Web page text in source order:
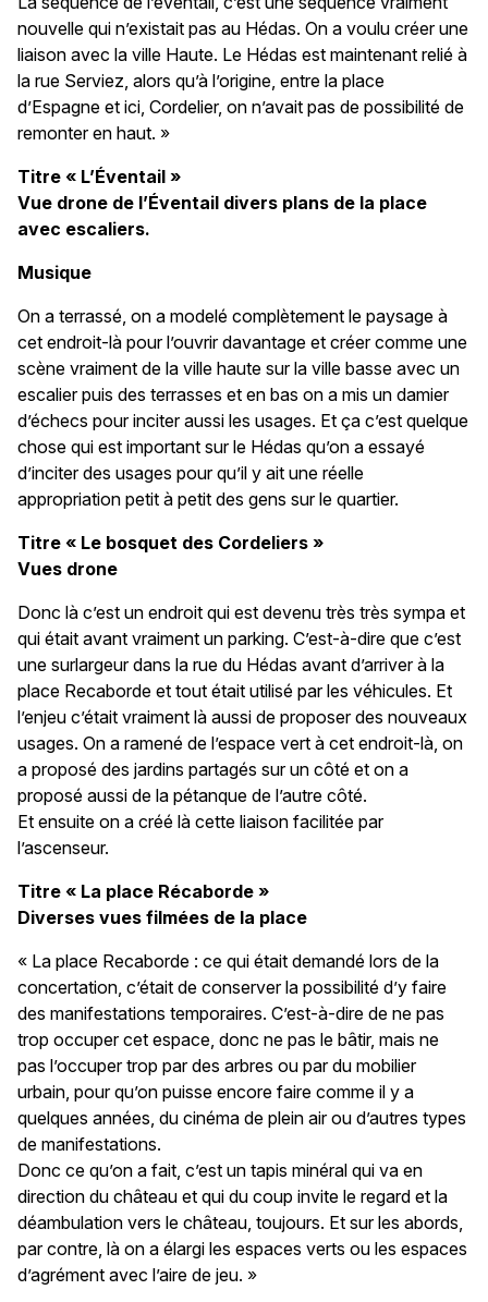
nouvelle qui n’existait pas au Hédas. On a voulu créer une
liaison avec la ville Haute. Le Hédas est maintenant relié à
la rue Serviez, alors qu’à l’origine, entre la place
d’Espagne et ici, Cordelier, on n’avait pas de possibilité de
remonter en haut. »
Titre « L’Éventail »
Vue drone de l’Éventail divers plans de la place
avec escaliers.
Musique
On a terrassé, on a modelé complètement le paysage à
cet endroit-là pour l’ouvrir davantage et créer comme une
scène vraiment de la ville haute sur la ville basse avec un
escalier puis des terrasses et en bas on a mis un damier
d’échecs pour inciter aussi les usages. Et ça c’est quelque
chose qui est important sur le Hédas qu’on a essayé
d’inciter des usages pour qu’il y ait une réelle
appropriation petit à petit des gens sur le quartier.
Titre « Le bosquet des Cordeliers »
Vues drone
Donc là c’est un endroit qui est devenu très très sympa et
qui était avant vraiment un parking. C’est-à-dire que c’est
une surlargeur dans la rue du Hédas avant d’arriver à la
place Recaborde et tout était utilisé par les véhicules. Et
l’enjeu c’était vraiment là aussi de proposer des nouveaux
usages. On a ramené de l’espace vert à cet endroit-là, on
a proposé des jardins partagés sur un côté et on a
proposé aussi de la pétanque de l’autre côté.
Et ensuite on a créé là cette liaison facilitée par
l’ascenseur.
Titre « La place Récaborde »
Diverses vues filmées de la place
« La place Recaborde : ce qui était demandé lors de la
concertation, c’était de conserver la possibilité d’y faire
des manifestations temporaires. C’est-à-dire de ne pas
trop occuper cet espace, donc ne pas le bâtir, mais ne
pas l’occuper trop par des arbres ou par du mobilier
urbain, pour qu’on puisse encore faire comme il y a
quelques années, du cinéma de plein air ou d’autres types
de manifestations.
Donc ce qu’on a fait, c’est un tapis minéral qui va en
direction du château et qui du coup invite le regard et la
déambulation vers le château, toujours. Et sur les abords,
par contre, là on a élargi les espaces verts ou les espaces
d’agrément avec l’aire de jeu. »